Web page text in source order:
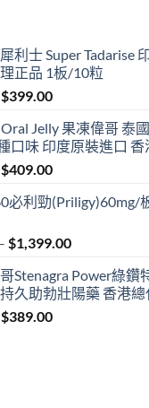
利士 Super Tadarise
正品 1板/10粒
Original
was:
$599.00.
$399.00Current
is:
$399.00.
Jelly 果凍偉哥 泰
口味 印度原裝進口 香
Original
was:
$409.00Current
is:
必利勁(Priligy)60mg/
$1,399.00Price
$399.00
through
Stenagra Power綠鑽
久助勃壯陽藥 香港總
Original
$389.00Current